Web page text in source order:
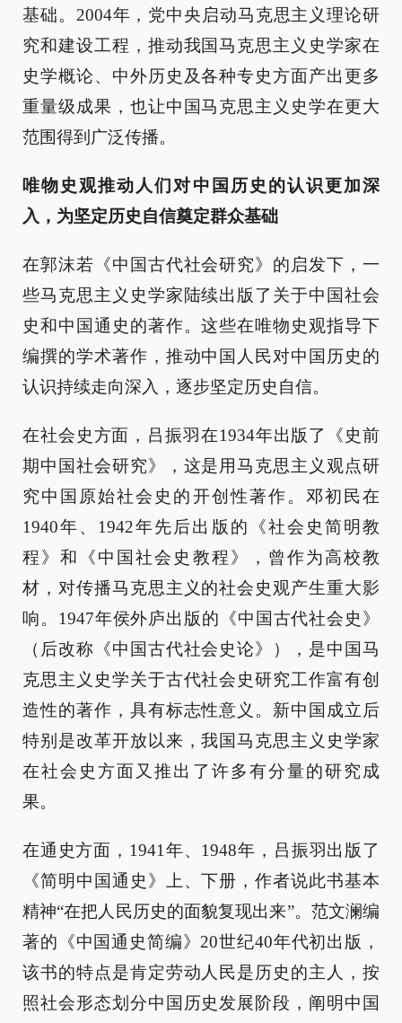
基础。2004年，党中央启动马克思主义理论研
究和建设工程，推动我国马克思主义史学家在
史学概论、中外历史及各种专史方面产出更多
重量级成果，也让中国马克思主义史学在更大
范围得到广泛传播。
唯物史观推动人们对中国历史的认识更加深
入，为坚定历史自信奠定群众基础
在郭沫若《中国古代社会研究》的启发下，一
些马克思主义史学家陆续出版了关于中国社会
史和中国通史的著作。这些在唯物史观指导下
编撰的学术著作，推动中国人民对中国历史的
认识持续走向深入，逐步坚定历史自信。
在社会史方面，吕振羽在1934年出版了《史前
期中国社会研究》，这是用马克思主义观点研
究中国原始社会史的开创性著作。邓初民在
1940年、1942年先后出版的《社会史简明教
程》和《中国社会史教程》，曾作为高校教
材，对传播马克思主义的社会史观产生重大影
响。1947年侯外庐出版的《中国古代社会史》
（后改称《中国古代社会史论》），是中国马
克思主义史学关于古代社会史研究工作富有创
造性的著作，具有标志性意义。新中国成立后
特别是改革开放以来，我国马克思主义史学家
在社会史方面又推出了许多有分量的研究成
果。
在通史方面，1941年、1948年，吕振羽出版了
《简明中国通史》上、下册，作者说此书基本
精神“在把人民历史的面貌复现出来”。范文澜编
著的《中国通史简编》20世纪40年代初出版，
该书的特点是肯定劳动人民是历史的主人，按
照社会形态划分中国历史发展阶段，阐明中国